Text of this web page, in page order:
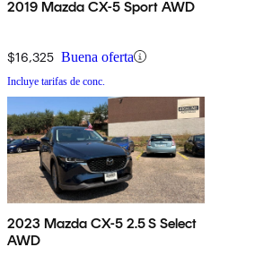
2019 Mazda CX-5 Sport AWD
$16,325 Buena oferta
Incluye tarifas de conc.
2023 Mazda CX-5 2.5 S Select
AWD